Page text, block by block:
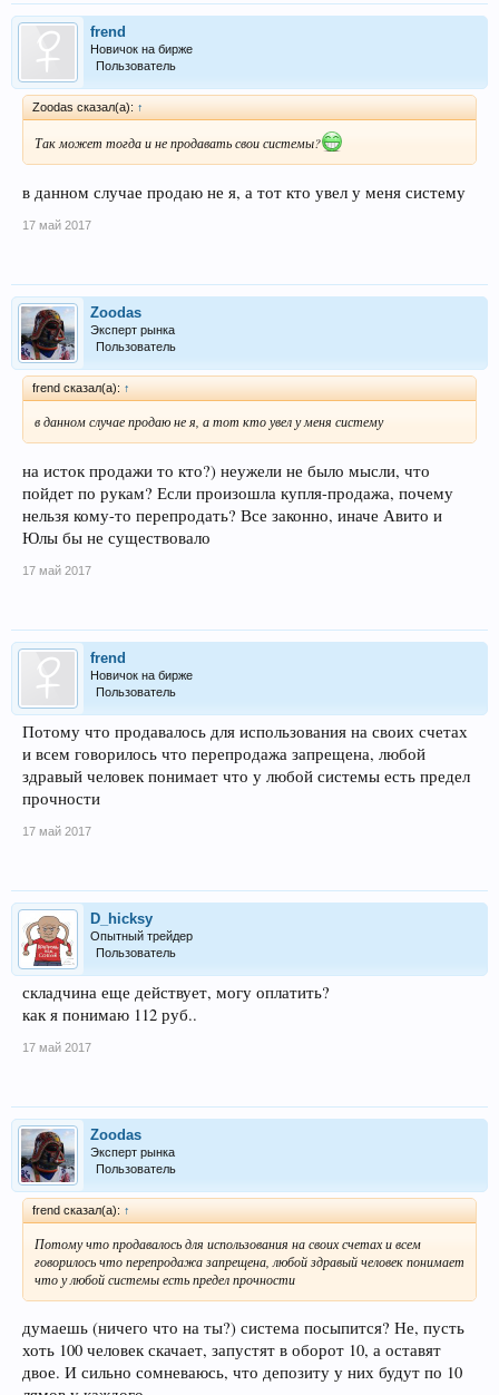
frend
Новичок на бирже
Пользователь
Zoodas сказал(а): ↑
Так может тогда и не продавать свои системы?
в данном случае продаю не я, а тот кто увел у меня систему
17 май 2017
Zoodas
Эксперт рынка
Пользователь
frend сказал(а): ↑
в данном случае продаю не я, а тот кто увел у меня систему
на исток продажи то кто?) неужели не было мысли, что
пойдет по рукам? Если произошла купля-продажа, почему
нельзя кому-то перепродать? Все законно, иначе Авито и
Юлы бы не существовало
17 май 2017
frend
Новичок на бирже
Пользователь
Потому что продавалось для использования на своих счетах
и всем говорилось что перепродажа запрещена, любой
здравый человек понимает что у любой системы есть предел
прочности
17 май 2017
D_hicksy
Опытный трейдер
Пользователь
складчина еще действует, могу оплатить?
как я понимаю 112 руб..
17 май 2017
Zoodas
Эксперт рынка
Пользователь
frend сказал(а): ↑
Потому что продавалось для использования на своих счетах и всем
говорилось что перепродажа запрещена, любой здравый человек понимает
что у любой системы есть предел прочности
думаешь (ничего что на ты?) система посыпится? Не, пусть
хоть 100 человек скачает, запустят в оборот 10, а оставят
двое. И сильно сомневаюсь, что депозиту у них будут по 10